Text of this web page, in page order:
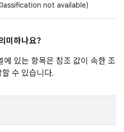
not available)
미하나요?
에 있는 항목은 참조 값이 속한 조
수 있습니다.